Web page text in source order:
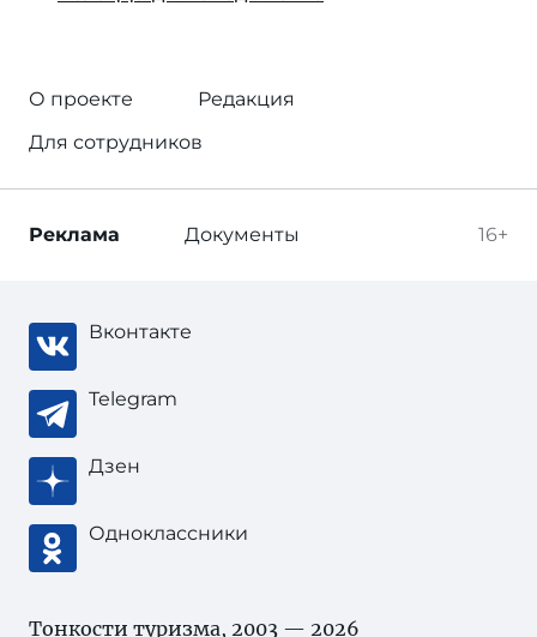
О проекте
Редакция
Для сотрудников
16+
Реклама Документы
Вконтакте
Telegram
Дзен
Одноклассники
Тонкости туризма, 2003 — 2026